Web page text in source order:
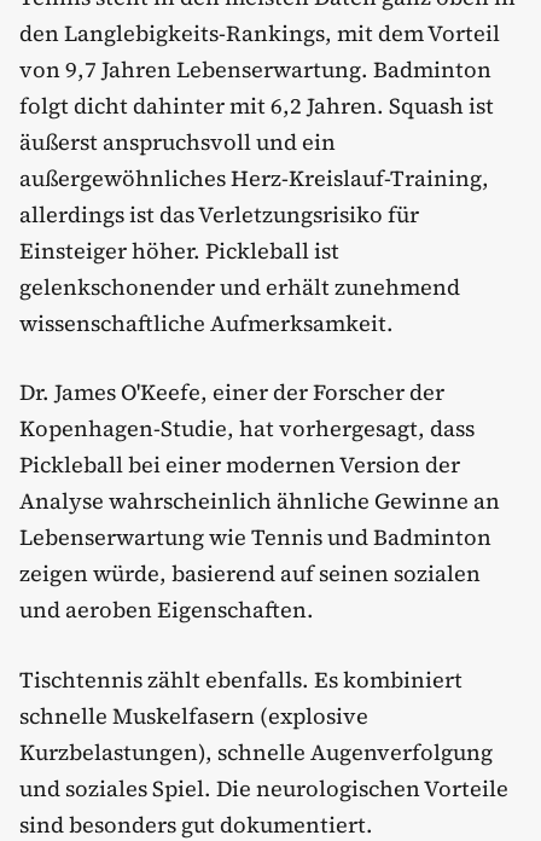
den Langlebigkeits-Rankings, mit dem Vorteil
von 9,7 Jahren Lebenserwartung. Badminton
folgt dicht dahinter mit 6,2 Jahren. Squash ist
äußerst anspruchsvoll und ein
außergewöhnliches Herz-Kreislauf-Training,
allerdings ist das Verletzungsrisiko für
Einsteiger höher. Pickleball ist
gelenkschonender und erhält zunehmend
wissenschaftliche Aufmerksamkeit.
Dr. James O'Keefe, einer der Forscher der
Kopenhagen-Studie, hat vorhergesagt, dass
Pickleball bei einer modernen Version der
Analyse wahrscheinlich ähnliche Gewinne an
Lebenserwartung wie Tennis und Badminton
zeigen würde, basierend auf seinen sozialen
und aeroben Eigenschaften.
Tischtennis zählt ebenfalls. Es kombiniert
schnelle Muskelfasern (explosive
Kurzbelastungen), schnelle Augenverfolgung
und soziales Spiel. Die neurologischen Vorteile
sind besonders gut dokumentiert.